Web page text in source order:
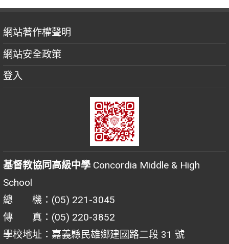
網站著作權聲明
網站安全政策
登入
基督教協同高級中學 Concordia Middle & High
School
總 機：(05) 221-3045
傳 真：(05) 220-3852
學校地址：嘉義縣民雄鄉建國路二段 31 號